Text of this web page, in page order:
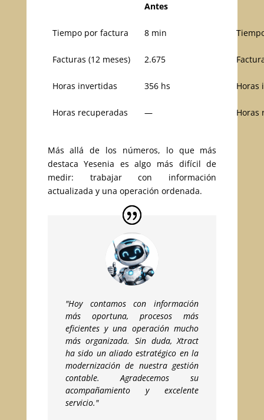
Antes
Tiempo por factura 8 min
Facturas (12 meses) 2.675
Horas invertidas 356 hs Horas
Horas recuperadas — Horas
Más allá de los números, lo que más
destaca Yesenia es algo más difícil de
medir: trabajar con información
actualizada y una operación ordenada.
"Hoy contamos con información
más oportuna, procesos más
eficientes y una operación mucho
más organizada. Sin duda, Xtract
ha sido un aliado estratégico en la
modernización de nuestra gestión
contable. Agradecemos su
acompañamiento y excelente
servicio."